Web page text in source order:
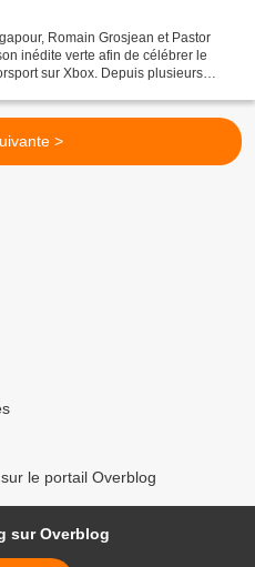
Romain Grosjean et Pastor
inédite verte afin de célébrer le
sur Xbox. Depuis plusieurs
>
le portail Overblog
sur Overblog